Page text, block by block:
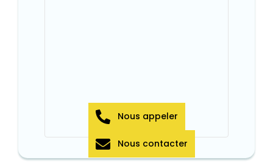
Nous appeler
Nous contacter